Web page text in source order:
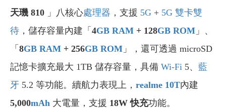
天璣 810 」八核心處理器 ，支援 5G + 5G 雙卡雙
待 ，儲存容量內建「 4GB RAM + 128GB ROM 」、
「 8GB RAM + 256GB ROM 」，還可透過 microSD
記憶卡擴充最大 1TB 儲存容量，具備 Wi-Fi 5、 藍
牙 5.2 等功能。續航力表現上， realme 10T內建
5,000mAh 大電量，支援 18W 快充功能。